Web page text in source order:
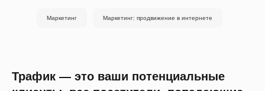
Маркетинг Маркетинг: продвижение в интернете
Трафик — это ваши потенциальные